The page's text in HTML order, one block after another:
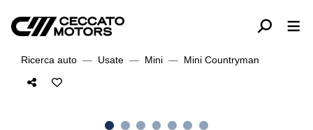
Ricerca auto Usate Mini Mini Countryman